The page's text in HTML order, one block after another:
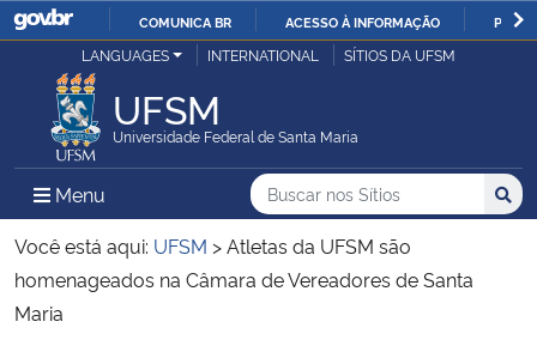
IR
COMUNICA BR ACESSO À INFORMAÇÃO
Ministério da Justiça e Segurança Pública
Ministério da Defesa
Ministério das Relações Exteriores
Ministério da Economia
LANGUAGES INTERNATIONAL SÍTIOS DA UFSM
UFSM
Universidade Federal de Santa Maria
Menu Menu Principal do Sítio
Busca
Buscar no nos Sítios
Busca:
Você está aqui: UFSM >Atletas da UFSM são
homenageados na Câmara de Vereadores de Santa
Maria